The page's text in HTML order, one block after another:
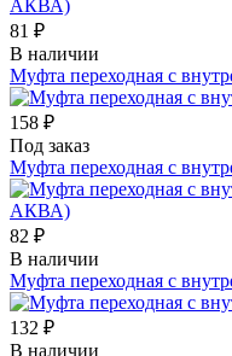
81 ₽
В наличии
Муфта переходная с
158 ₽
Под заказ
Муфта переходная с
82 ₽
В наличии
Муфта переходная с
132 ₽
В наличии